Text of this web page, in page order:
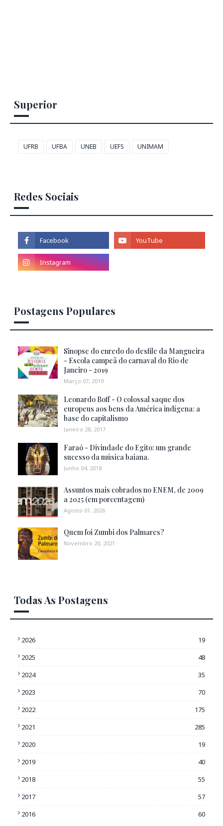
Superior
UFRB UFBA UNEB UEFS UNIMAM
Redes Sociais
Postagens Populares
Sinopse do enredo do desfile da Mangueira
- Escola campeã do carnaval do Rio de
Janeiro - 2019
Março 07, 2019
Leonardo Boff - O colossal saque dos
europeus aos bens da América indígena: a
base do capitalismo
Janeiro 28, 2017
Faraó - Divindade do Egito: um grande
sucesso da música baiana.
Junho 04, 2018
Assuntos mais cobrados no ENEM, de 2009
a 2025 (em porcentagem)
Agosto 01, 2026
Quem foi Zumbi dos Palmares?
Novembro 20, 2021
Todas As Postagens
2026
19
2025
48
2024
35
2023
70
2022
175
2021
285
2020
19
2019
40
2018
55
2017
57
2016
60